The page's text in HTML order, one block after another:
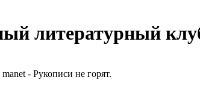
литературный
- Рукописи не горят.